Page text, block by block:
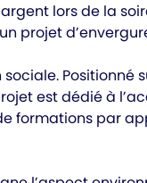
lors de la
un projet
Positionné
est dédié à
formations par